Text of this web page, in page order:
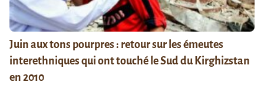
Juin aux tons pourpres : retour sur les émeutes
interethniques qui ont touché le Sud du Kirghizstan
en 2010